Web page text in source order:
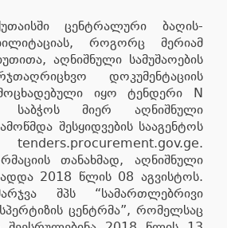
ცენტრალური ბაღის-
როგორც მერიამ
აღნიშნული სამუშაოების
დოკუმენტაციის
იყო ტენდერი N
საბჭოს მიერ აღნიშნული
შესყიდვების სააგენტოს
თანახმად, აღნიშნული
2018 წლის 08 აგვისტოს.
შპს “სამართლებრივი
ცენტრმა”, რომელსაც